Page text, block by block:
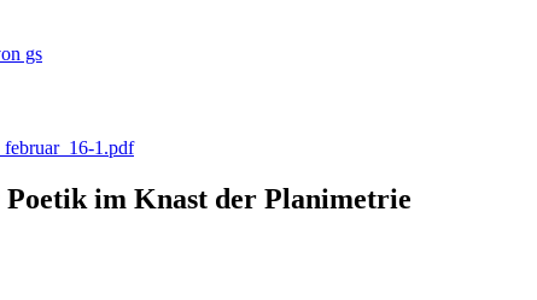
gs
1.pdf
im Knast der Planimetrie